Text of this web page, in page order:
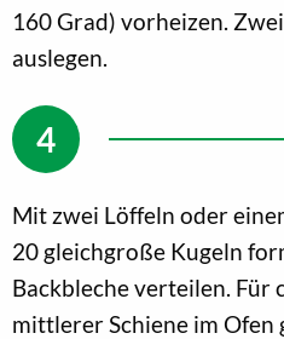
160 Grad) vorheizen.
auslegen.
Mit zwei Löffeln oder
20 gleichgroße Kugeln
Backbleche verteilen. Für
mittlerer Schiene im Ofen